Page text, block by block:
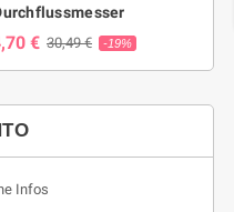
€ 30,49 € -19%
Infos